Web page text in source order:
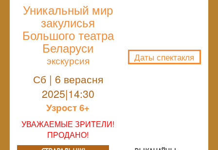
Уникальный мир
закулисья
Большого театра
Беларуси
экскурсия
Сб | 6 верасня
2025|14:30
Узрoст 6+
УВАЖАЕМЫЕ ЗРИТЕЛИ!
ПРОДАНО!
Даты спектакля